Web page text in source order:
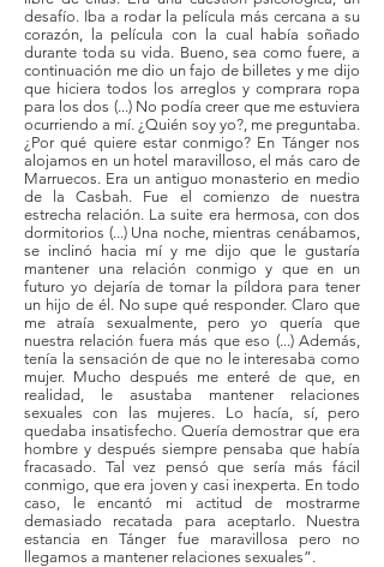
desafío. Iba a rodar la película más cercana a su
corazón, la película con la cual había soñado
durante toda su vida. Bueno, sea como fuere, a
continuación me dio un fajo de billetes y me dijo
que hiciera todos los arreglos y comprara ropa
para los dos (...) No podía creer que me estuviera
ocurriendo a mí. ¿Quién soy yo?, me preguntaba.
¿Por qué quiere estar conmigo? En Tánger nos
alojamos en un hotel maravilloso, el más caro de
Marruecos. Era un antiguo monasterio en medio
de la Casbah. Fue el comienzo de nuestra
estrecha relación. La suite era hermosa, con dos
dormitorios (...) Una noche, mientras cenábamos,
se inclinó hacia mí y me dijo que le gustaría
mantener una relación conmigo y que en un
futuro yo dejaría de tomar la píldora para tener
un hijo de él. No supe qué responder. Claro que
me atraía sexualmente, pero yo quería que
nuestra relación fuera más que eso (...) Además,
tenía la sensación de que no le interesaba como
mujer. Mucho después me enteré de que, en
realidad, le asustaba mantener relaciones
sexuales con las mujeres. Lo hacía, sí, pero
quedaba insatisfecho. Quería demostrar que era
hombre y después siempre pensaba que había
fracasado. Tal vez pensó que sería más fácil
conmigo, que era joven y casi inexperta. En todo
caso, le encantó mi actitud de mostrarme
demasiado recatada para aceptarlo. Nuestra
estancia en Tánger fue maravillosa pero no
llegamos a mantener relaciones sexuales”.